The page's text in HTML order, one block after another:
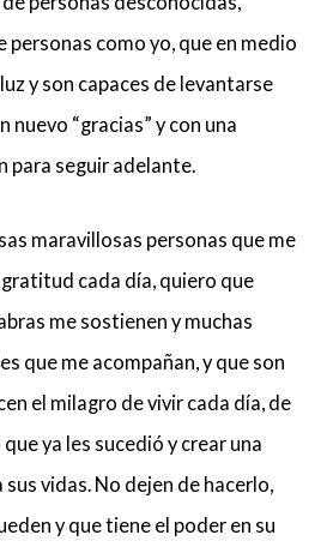
personas como yo, que en medio
y son capaces de levantarse
nuevo “gracias” y con una
para seguir adelante.
maravillosas personas que me
cada día, quiero que
me sostienen y muchas
que me acompañan, y que son
el milagro de vivir cada día, de
ya les sucedió y crear una
vidas. No dejen de hacerlo,
y que tiene el poder en su